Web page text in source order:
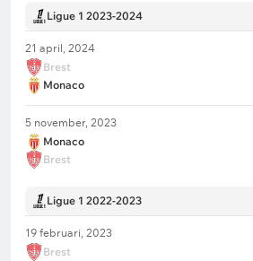
Ligue 1 2023-2024
21 april, 2024
Brest
Monaco
5 november, 2023
Monaco
Brest
Ligue 1 2022-2023
19 februari, 2023
Brest